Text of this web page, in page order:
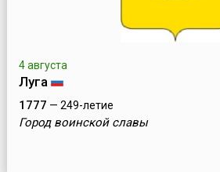
4 августа
Луга
1777 — 249-летие
Город воинской славы